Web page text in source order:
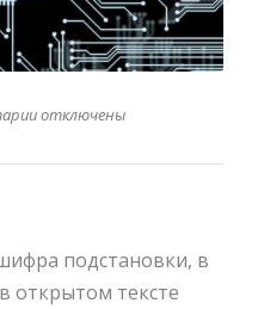
отключены
подстановки, в
открытом тексте